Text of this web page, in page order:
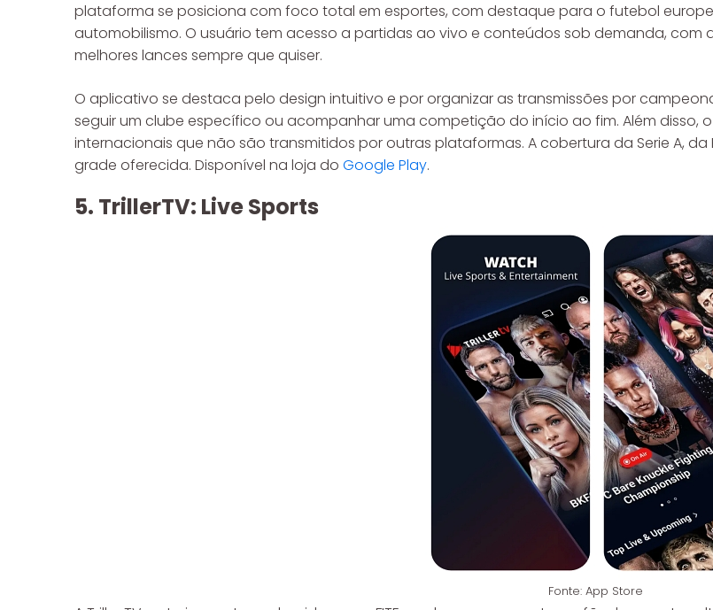
plataforma se posiciona com foco total em esportes, com destaque para o futebol
automobilismo. O usuário tem acesso a partidas ao vivo e conteúdos sob demanda, com
melhores lances sempre que quiser.
O aplicativo se destaca pelo design intuitivo e por organizar as transmissões por
seguir um clube específico ou acompanhar uma competição do início ao fim. Além disso,
internacionais que não são transmitidos por outras plataformas. A cobertura da Serie A,
grade oferecida. Disponível na loja do Google Play.
5. TrillerTV: Live Sports
Fonte: App Store